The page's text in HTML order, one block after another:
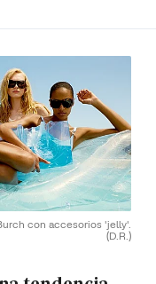
con accesorios 'jelly'.
(D.R.)